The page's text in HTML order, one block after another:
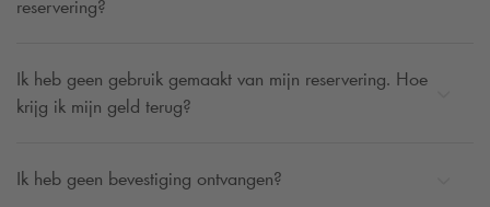
reservering?
Ik heb geen gebruik gemaakt van mijn reservering. Hoe
krijg ik mijn geld terug?
Ik heb geen bevestiging ontvangen?